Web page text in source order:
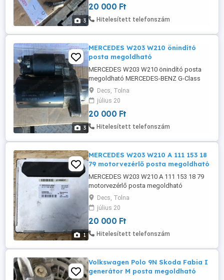
3
20 000 Ft
Hitelesített telefonszám
3
MERCEDES W203 W210 önindító
posta megoldható
MERCEDES W203 W210 önindító posta
megoldható MERCEDES-BENZ G-Class
Off-Road (W463) (Year of Construction
09.1989 - ...) MERCEDES-BENZ C-Class
Saloon (W203) (Year of Construction 05.2
) MERCEDES-BENZ C-Class Coupe
(CL203) (Year of Construction )
(S203) (Year of Construction ...
Decs, Tolna
július 20
20 000 Ft
Hitelesített telefonszám
1
MERCEDES W203 W210 A 111 153 18
79 motorvezérlő posta megoldható
MERCEDES W203 W210 A 111 153 18 79
motorvezérlő posta megoldható
Decs, Tolna
július 20
20 000 Ft
Hitelesített telefonszám
Volkswagen Polo 9N Skoda Fabia I
generátor M posta megoldható